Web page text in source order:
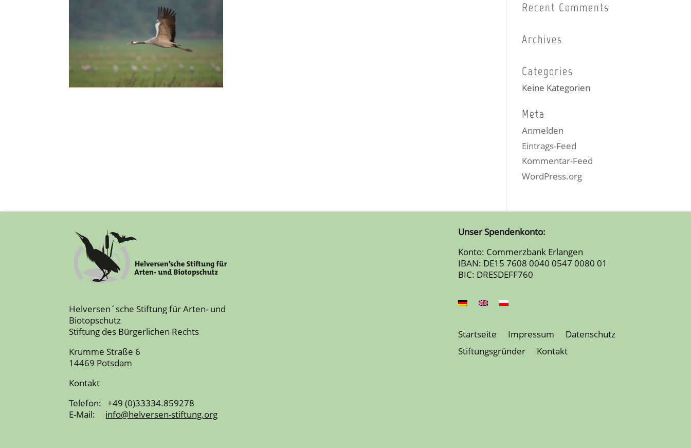
Recent Comments
Archives
Categories
Keine Kategorien
Meta
Anmelden
Eintrags-Feed
Kommentar-Feed
WordPress.org
Helversen´sche Stiftung für Arten- und
Biotopschutz
Stiftung des Bürgerlichen Rechts
Krumme Straße 6
14469 Potsdam
Kontakt
Telefon: +49 (0)33334.859278
E-Mail:
info@helversen-stiftung.org
Unser Spendenkonto:
Konto: Commerzbank Erlangen
IBAN: DE15 7608 0040 0547 0080 01
BIC: DRESDEFF760
Startseite Impressum
Datenschutz
Stiftungsgründer
Kontakt